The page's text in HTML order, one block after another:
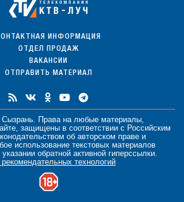
ИНФОРМАЦИЯ
ОТДЕЛ ПРОДАЖ
ВАКАНСИИ
ОТПРАВИТЬ МАТЕРИАЛ
Права на любые материалы
защищены в соответствии с Российским
об авторском праве и
использование текстовых материалов
обратной активной гиперссылки.
технологий